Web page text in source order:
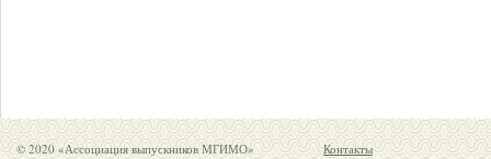
© 2020 «Ассоциация выпускников МГИМО»
Контакты